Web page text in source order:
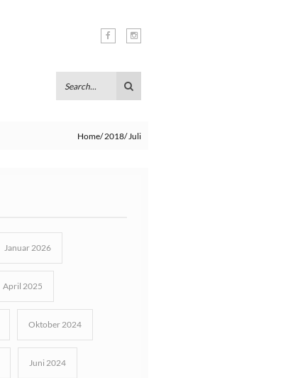
Home 2018 Juli
Januar 2026
April 2025
Oktober 2024
Juni 2024